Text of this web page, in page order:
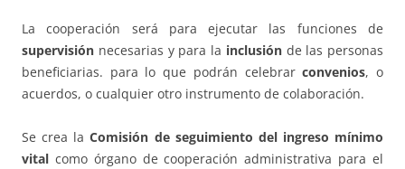
La cooperación será para ejecutar las funciones de
supervisión necesarias y para la inclusiónde las personas
beneficiarias. para lo que podrán celebrarconvenios, o
acuerdos, o cualquier otro instrumento de colaboración.
Se crea laComisión de seguimiento del ingreso mínimo
vital como órgano de cooperación administrativa para el